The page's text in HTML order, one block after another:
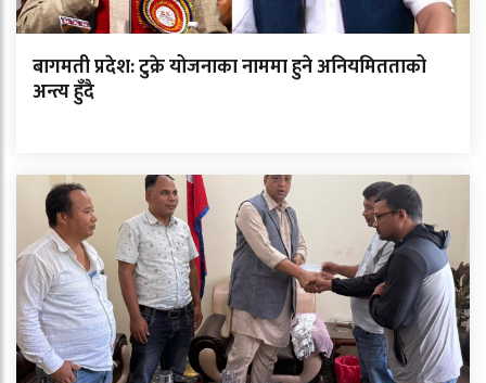
बागमती प्रदेश: टुक्रे योजनाका नाममा हुने अनियमितताको
अन्त्य हुँदै